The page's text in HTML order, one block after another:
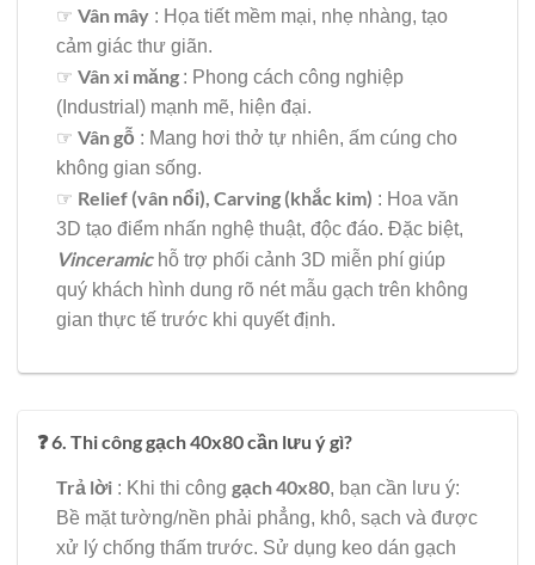
☞ Vân mây : Họa tiết mềm mại, nhẹ nhàng, tạo
cảm giác thư giãn.
☞ Vân xi măng : Phong cách công nghiệp
(Industrial) mạnh mẽ, hiện đại.
☞ Vân gỗ : Mang hơi thở tự nhiên, ấm cúng cho
không gian sống.
☞ Relief (vân nổi), Carving (khắc kim) : Hoa văn
3D tạo điểm nhấn nghệ thuật, độc đáo. Đặc biệt,
Vinceramichỗ trợ phối cảnh 3D miễn phí giúp
quý khách hình dung rõ nét mẫu gạch trên không
gian thực tế trước khi quyết định.
❓ 6. Thi công gạch 40x80 cần lưu ý gì?
Trả lời : Khi thi công gạch 40x80, bạn cần lưu ý:
Bề mặt tường/nền phải phẳng, khô, sạch và được
xử lý chống thấm trước. Sử dụng keo dán gạch